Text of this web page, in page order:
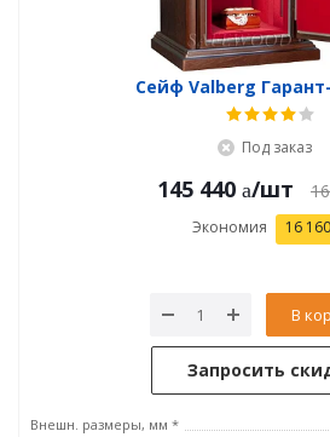
Сейф Valberg
Под заказ
145 440 /шт
Экономия 16 160
В
Запросить
Внешн. размеры, мм *